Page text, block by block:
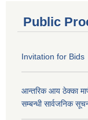
Public
Invitation for Bids
आन्तरिक आय ठेक्का
सम्बन्धी सार्वजनिक